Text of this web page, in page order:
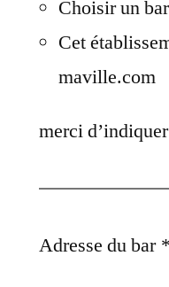
Choisir un
Cet
maville.com
merci
Adresse du bar *